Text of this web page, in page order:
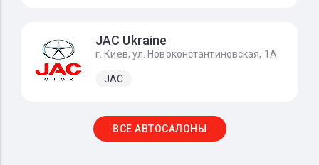
JAC Ukraine
г. Киев, ул. Новоконстантиновская, 1А
JAC
ВСЕ АВТОСАЛОНЫ